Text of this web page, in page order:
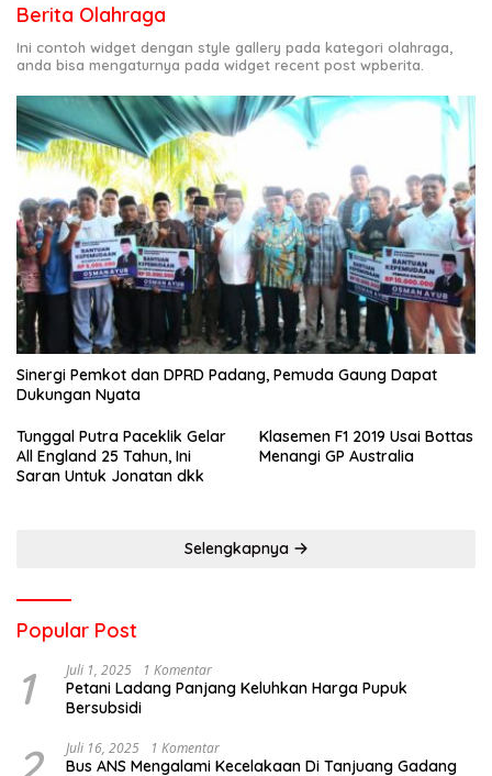
Berita Olahraga
Ini contoh widget dengan style gallery pada kategori olahraga,
anda bisa mengaturnya pada widget recent post wpberita.
Sinergi Pemkot dan DPRD Padang, Pemuda Gaung Dapat
Dukungan Nyata
Tunggal Putra Paceklik Gelar
All England 25 Tahun, Ini
Saran Untuk Jonatan dkk
Klasemen F1 2019 Usai Bottas
Menangi GP Australia
Selengkapnya
Popular Post
1 Juli 1, 2025 1 Komentar
Petani Ladang Panjang Keluhkan Harga Pupuk
Bersubsidi
Juli 16, 2025 1 Komentar
Bus ANS Mengalami Kecelakaan Di Tanjuang Gadang